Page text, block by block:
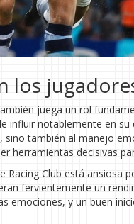
los
juega un rol
influir notablemente en
sino también al manejo
herramientas decisivas
Racing Club está ansiosa
fervientemente un
emociones, y un buen